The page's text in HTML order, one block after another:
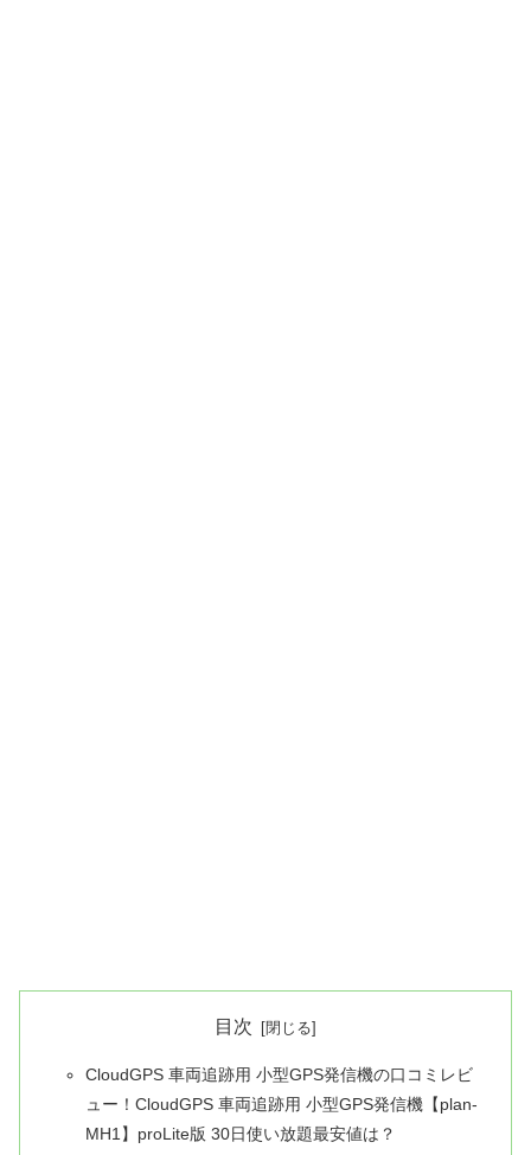
目次
CloudGPS 車両追跡用 小型GPS発信機の口コミレビ
ュー！CloudGPS 車両追跡用 小型GPS発信機【plan-
MH1】proLite版 30日使い放題最安値は？